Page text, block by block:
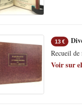
13 €
Recueil de
Voir sur